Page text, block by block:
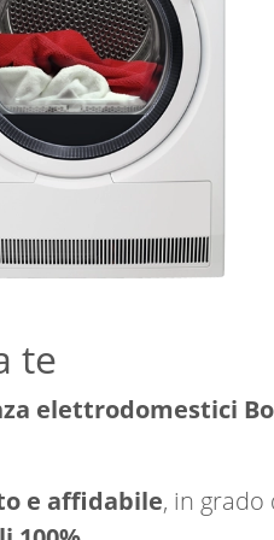
te
elettrodomestici
e affidabile, in grado